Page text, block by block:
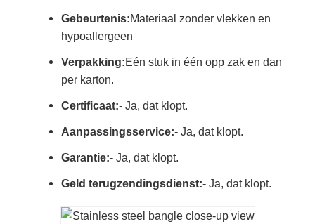
Gebeurtenis:Materiaal zonder vlekken en
hypoallergeen
Verpakking:Eén stuk in één opp zak en dan
per karton.
Certificaat:- Ja, dat klopt.
Aanpassingsservice:- Ja, dat klopt.
Garantie:- Ja, dat klopt.
Geld terugzendingsdienst:- Ja, dat klopt.